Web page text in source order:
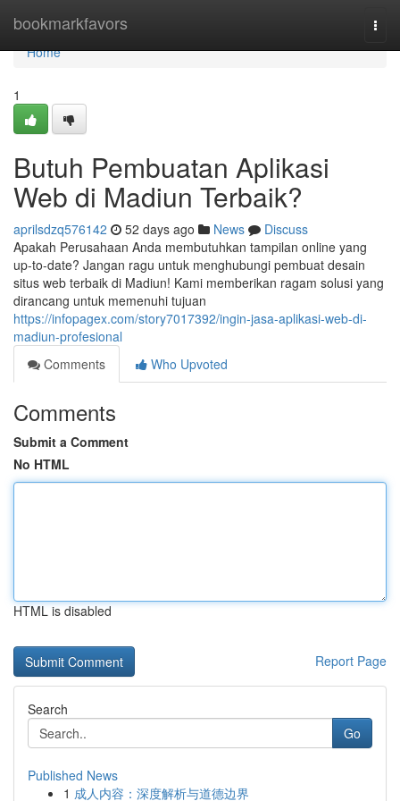
bookmarkfavors
Home
Home
1
Butuh Pembuatan Aplikasi
Web di Madiun Terbaik?
aprilsdzq576142 52 days ago News
Discuss
Apakah Perusahaan Anda membutuhkan tampilan online yang
up-to-date? Jangan ragu untuk menghubungi pembuat desain
situs web terbaik di Madiun! Kami memberikan ragam solusi yang
dirancang untuk memenuhi tujuan
https://infopagex.com/story7017392/ingin-jasa-aplikasi-web-di-
madiun-profesional
Comments
Who Upvoted
Comments
Submit a Comment
No HTML
HTML is disabled
Report Page
Search
Go
Published News
1 成人内容：深度解析与道德边界